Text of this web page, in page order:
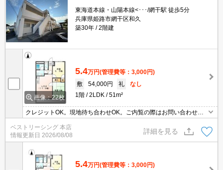
東海道本線・山陽本線<･･･/網干駅 徒歩5分
兵庫県姫路市網干区和久
築30年
2階建
画像：22枚
5.4万円(管理費等：3,000円)
敷
54,000円 礼
なし
1階
2LDK 51m²
クレジットOK。現地待ち合わせOK。ご内覧の際はお問い合わせく
ださい。
ベストリーシング 本店
情報更新日 2026/08/08
詳細を見る
5.4万円(管理費等：3,000円)